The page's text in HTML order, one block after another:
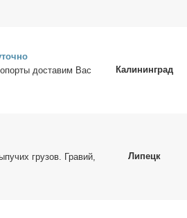
до­ста­вим Вас
Калининград
гру­зов. Гра­вий,
Липецк